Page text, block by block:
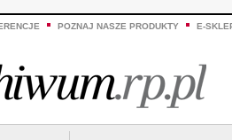
POZNAJ NASZE PRODUKTY E-